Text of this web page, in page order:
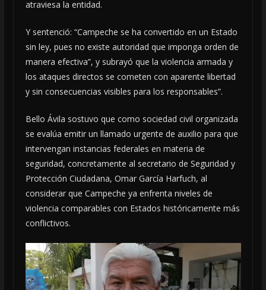
atraviesa la entidad.
Y sentenció: “Campeche se ha convertido en un Estado
sin ley, pues no existe autoridad que imponga orden de
manera efectiva”, y subrayó que la violencia armada y
los ataques directos se cometen con aparente libertad
y sin consecuencias visibles para los responsables”.
Bello Ávila sostuvo que como sociedad civil organizada
se evalúa emitir un llamado urgente de auxilio para que
intervengan instancias federales en materia de
seguridad, concretamente al secretario de Seguridad y
Protección Ciudadana, Omar García Harfuch, al
considerar que Campeche ya enfrenta niveles de
violencia comparables con Estados históricamente más
conflictivos.